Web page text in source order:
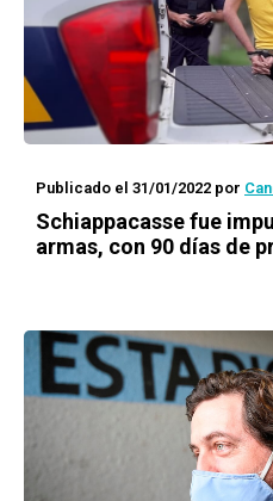
Publicado el 31/01/2022 por
Schiappacasse fue
armas, con 90 días de